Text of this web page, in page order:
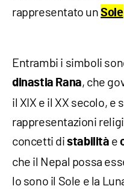
rappresentato unSole
Entrambi i simboli
dinastia Rana, che
il XIX e il XX secolo, e
rappresentazioni
concetti distabilità e
che il Nepal possa
lo sono il Sole e la